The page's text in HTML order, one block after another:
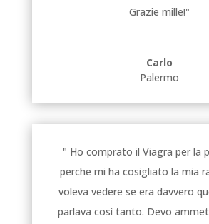
Grazie mille!"
Carlo
Palermo
" Ho comprato il Viagra per la
perche mi ha cosigliato la mia
voleva vedere se era davvero
parlava così tanto. Devo